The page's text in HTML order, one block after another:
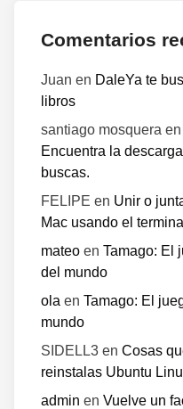
Comentarios
Juan en DaleYa te
libros
santiago mosquera en
Encuentra la
buscas.
FELIPE en Unir o
Mac usando el terminal
mateo en Tamago: El
del mundo
ola en Tamago: El
mundo
SIDELL3 en Cosas
reinstalas Ubuntu
admin en Vuelve un